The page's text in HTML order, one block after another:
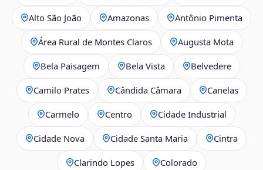
Alto São João Amazonas Antônio Pimenta
Área Rural de Montes Claros Augusta Mota
Bela Paisagem Bela Vista Belvedere
Camilo Prates Cândida Câmara Canelas
Carmelo Centro Cidade Industrial
Cidade Nova Cidade Santa Maria Cintra
Clarindo Lopes Colorado